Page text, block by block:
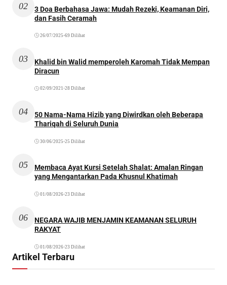
02
3 Doa Berbahasa Jawa: Mudah Rezeki, Keamanan Diri,
dan Fasih Ceramah
26/07/2025 •69 Dilihat
03
Khalid bin Walid memperoleh Karomah Tidak Mempan
Diracun
02/09/2021 •28 Dilihat
04
50 Nama-Nama Hizib yang Diwirdkan oleh Beberapa
Thariqah di Seluruh Dunia
30/06/2025 •25 Dilihat
05
Membaca Ayat Kursi Setelah Shalat: Amalan Ringan
yang Mengantarkan Pada Khusnul Khatimah
01/08/2026•23 Dilihat
06
NEGARA WAJIB MENJAMIN KEAMANAN SELURUH
RAKYAT
01/08/2026•23 Dilihat
Artikel Terbaru